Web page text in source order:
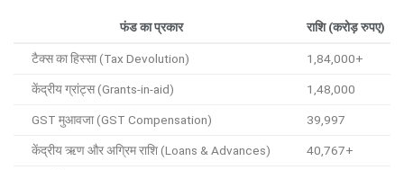
फंड का प्रकार राशि (करोड़ रुपए)
टैक्स का हिस्सा (Tax Devolution) 1,84,000+
केंद्रीय ग्रांट्स (Grants-in-aid) 1,48,000
GST मुआवजा (GST Compensation) 39,997
केंद्रीय ऋण और अग्रिम राशि (Loans & Advances) 40,767+